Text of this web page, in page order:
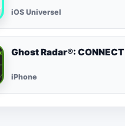
iOS Universel
Ghost Radar®: CONNECT
iPhone